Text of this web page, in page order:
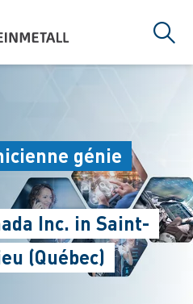
génie
Inc. in Saint-
(Québec)